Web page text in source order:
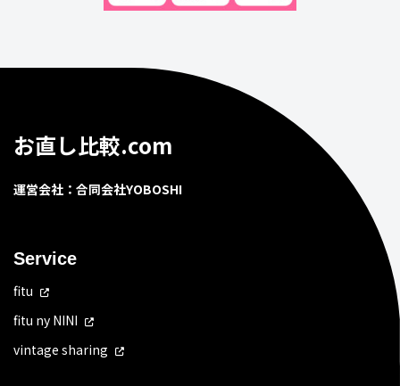
お直し比較.com
運営会社：合同会社YOBOSHI
Service
fitu
fitu ny NINI
vintage sharing